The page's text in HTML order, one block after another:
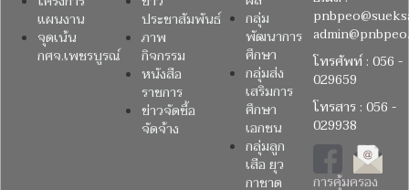
แผนงาน
จุดเน้น
กศจ.เพชรบูรณ์
ประชาสัมพันธ์
ภาพ
กิจกรรม
หนังสือ
ราชการ
ข่าวจัดซื้อ
จัดจ้าง
กลุ่ม
พัฒนาการ
ศึกษา
กลุ่มส่ง
เสริมการ
ศึกษา
เอกชน
กลุ่มลูก
เสือ ยุว
กาชาด
โทรศัพท์ : 056 -
029659
โทรสาร : 056 -
029938
การคุ้มครอง